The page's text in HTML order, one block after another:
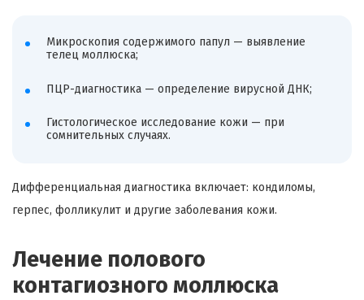
Микроскопия содержимого папул — выявление
телец моллюска;
ПЦР-диагностика — определение вирусной ДНК;
Гистологическое исследование кожи — при
сомнительных случаях.
Дифференциальная диагностика включает: кондиломы,
герпес, фолликулит и другие заболевания кожи.
Лечение полового
контагиозного моллюска